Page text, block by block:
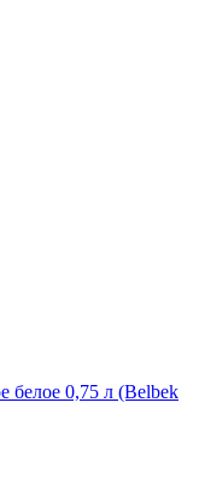
белое 0,75 л (Belbek